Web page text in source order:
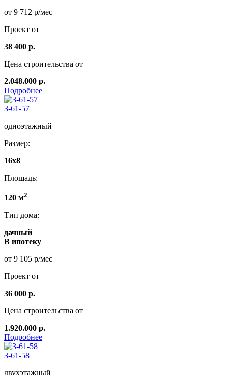
от 9 712 р/мес
Проект от
38 400 р.
Цена строительства от
2.048.000 р.
Подробнее
З-61-57
одноэтажный
Размер:
16x8
Площадь:
120 м2
Тип дома:
дачный
В ипотеку
от 9 105 р/мес
Проект от
36 000 р.
Цена строительства от
1.920.000 р.
Подробнее
З-61-58
двухэтажный